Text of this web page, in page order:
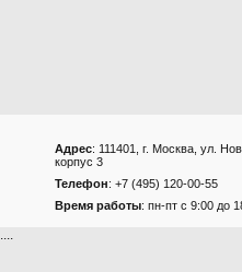
Адрес: 111401, г. Москва, ул.
корпус 3
Телефон: +7 (495) 120-00-55
Время работы: пн-пт с 9:00 до
....